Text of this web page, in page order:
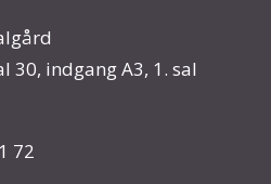
30, indgang A3, 1. sal
72